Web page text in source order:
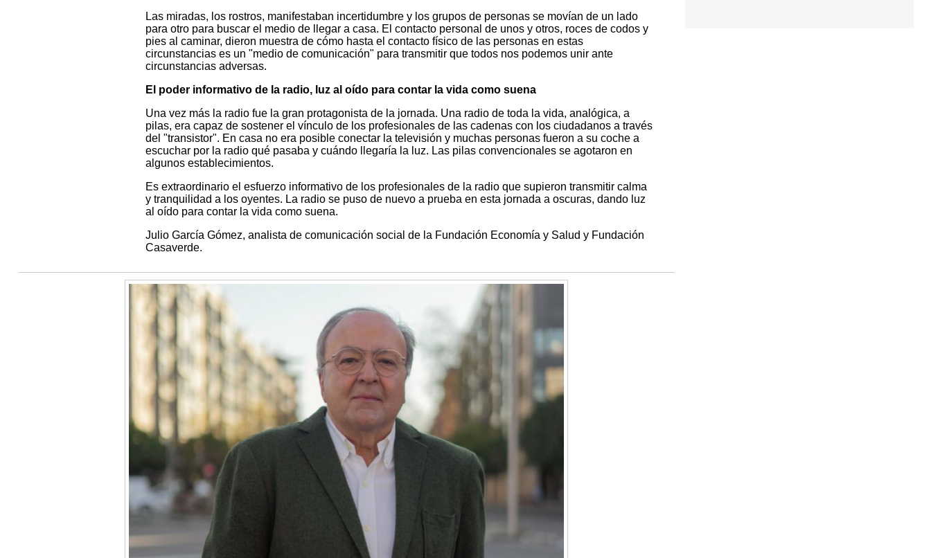
Las miradas, los rostros, manifestaban incertidumbre y los grupos de personas se movían de un lado
para otro para buscar el medio de llegar a casa. El contacto personal de unos y otros, roces de codos y
pies al caminar, dieron muestra de cómo hasta el contacto físico de las personas en estas
circunstancias es un "medio de comunicación" para transmitir que todos nos podemos unir ante
circunstancias adversas.
El poder informativo de la radio, luz al oído para contar la vida como suena
Una vez más la radio fue la gran protagonista de la jornada. Una radio de toda la vida, analógica, a
pilas, era capaz de sostener el vínculo de los profesionales de las cadenas con los ciudadanos a través
del "transistor". En casa no era posible conectar la televisión y muchas personas fueron a su coche a
escuchar por la radio qué pasaba y cuándo llegaría la luz. Las pilas convencionales se agotaron en
algunos establecimientos.
Es extraordinario el esfuerzo informativo de los profesionales de la radio que supieron transmitir calma
y tranquilidad a los oyentes. La radio se puso de nuevo a prueba en esta jornada a oscuras, dando luz
al oído para contar la vida como suena.
Julio García Gómez, analista de comunicación social de la Fundación Economía y Salud y Fundación
Casaverde.